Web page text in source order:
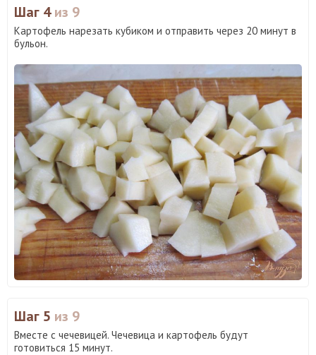
Шаг 4из 9
Картофель нарезать кубиком и отправить через 20 минут в
бульон.
Шаг 5 из 9
Вместе с чечевицей. Чечевица и картофель будут
готовиться 15 минут.